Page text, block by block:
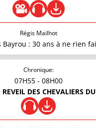
Régis Mailhot
Bayrou : 30 ans à ne rien
Chronique:
07H55 - 08H00
DES CHEVALIERS